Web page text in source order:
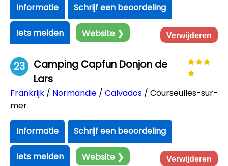
Informatie Schrijf een beoordeling
Iets melden Website ❯ Verwijderen
23
Camping Capfun Donjon de
Lars
Frankrijk / Normandië / Calvados / Courseulles-sur-
mer
Informatie Schrijf een beoordeling
Iets melden Website ❯ Verwijderen